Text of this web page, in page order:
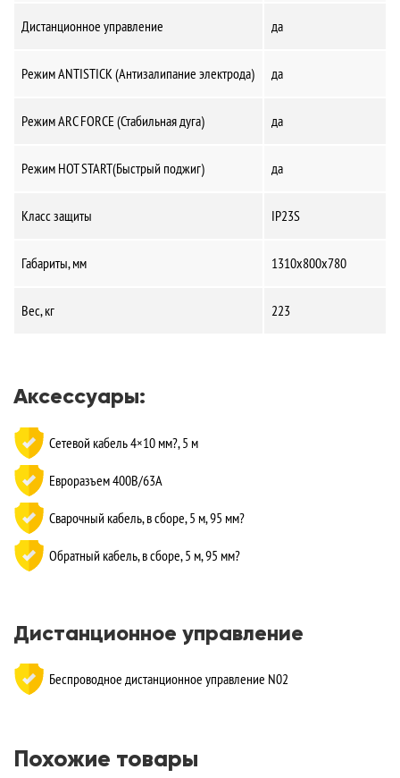
Дистанционное управление да
Режим ANTISTICK (Антизалипание электрода) да
Режим ARC FORCE (Стабильная дуга) да
Режим HOT START(Быстрый поджиг) да
Класс защиты IP23S
Габариты, мм 1310x800x780
Вес, кг 223
Аксессуары:
Сетевой кабель 4×10 мм?, 5 м
Евроразъем 400В/63A
Сварочный кабель, в сборе, 5 м, 95 мм?
Обратный кабель, в сборе, 5 м, 95 мм?
Дистанционное управление
Беспроводное дистанционное управление N02
Похожие товары